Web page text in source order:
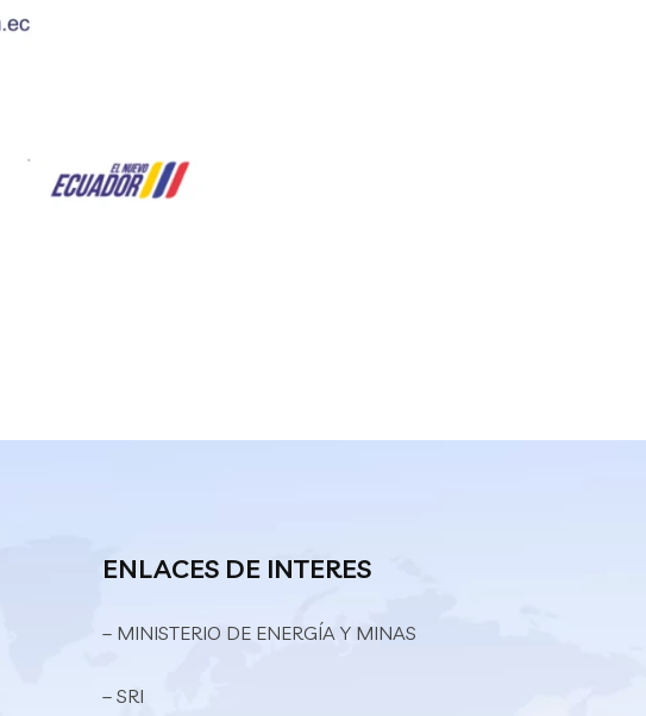
ENLACES DE INTERES
– MINISTERIO DE ENERGÍA Y MINAS
– SRI